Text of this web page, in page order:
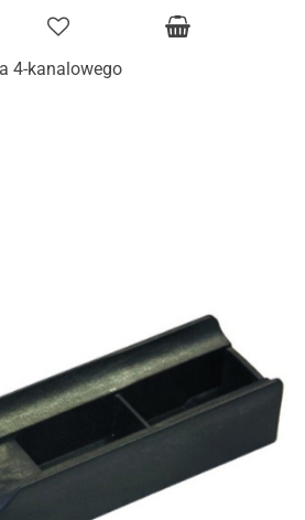
4-kanalowego